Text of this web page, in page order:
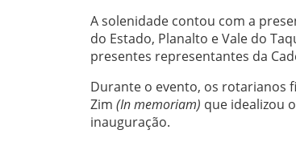
A solenidade contou com a
do Estado, Planalto e Vale do
presentes representantes da
Durante o evento, os rotarianos
Zim (In memoriam) que idealizou
inauguração.